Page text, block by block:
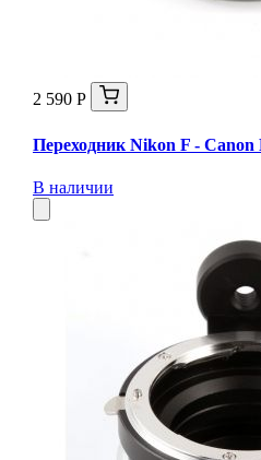
2 590 Р
Переходник Nikon F - Canon
В наличии